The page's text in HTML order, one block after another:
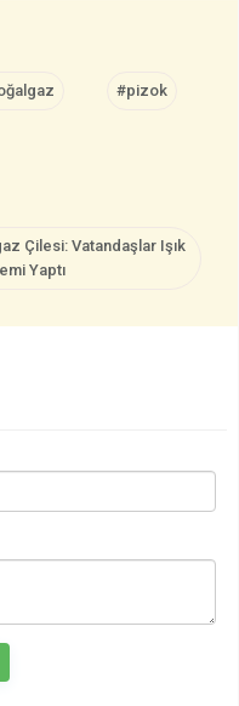
#pizok
Çilesi: Vatandaşlar Işık
Yaptı